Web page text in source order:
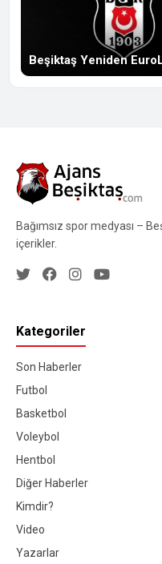
Beşiktaş Yeniden
Bağımsız spor medyası –
içerikler.
Kategoriler
Son Haberler
Futbol
Basketbol
Voleybol
Hentbol
Diğer Haberler
Kimdir?
Video
Yazarlar